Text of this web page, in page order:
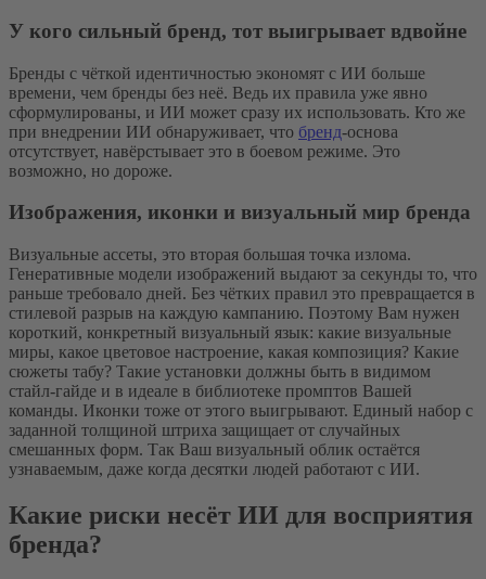
У кого сильный бренд, тот выигрывает вдвойне
Бренды с чёткой идентичностью экономят с ИИ больше
времени, чем бренды без неё. Ведь их правила уже явно
сформулированы, и ИИ может сразу их использовать. Кто же
при внедрении ИИ обнаруживает, что бренд-основа
отсутствует, навёрстывает это в боевом режиме. Это
возможно, но дороже.
Изображения, иконки и визуальный мир бренда
Визуальные ассеты, это вторая большая точка излома.
Генеративные модели изображений выдают за секунды то, что
раньше требовало дней. Без чётких правил это превращается в
стилевой разрыв на каждую кампанию. Поэтому Вам нужен
короткий, конкретный визуальный язык: какие визуальные
миры, какое цветовое настроение, какая композиция? Какие
сюжеты табу? Такие установки должны быть в видимом
стайл-гайде и в идеале в библиотеке промптов Вашей
команды. Иконки тоже от этого выигрывают. Единый набор с
заданной толщиной штриха защищает от случайных
смешанных форм. Так Ваш визуальный облик остаётся
узнаваемым, даже когда десятки людей работают с ИИ.
Какие риски несёт ИИ для восприятия
бренда?